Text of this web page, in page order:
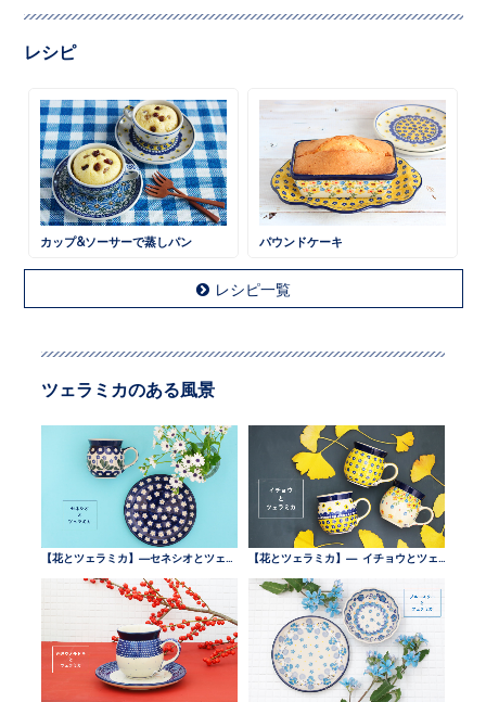
レシピ
カップ&ソーサーで蒸しパン パウンドケーキ
レシピ一覧
ツェラミカのある風景